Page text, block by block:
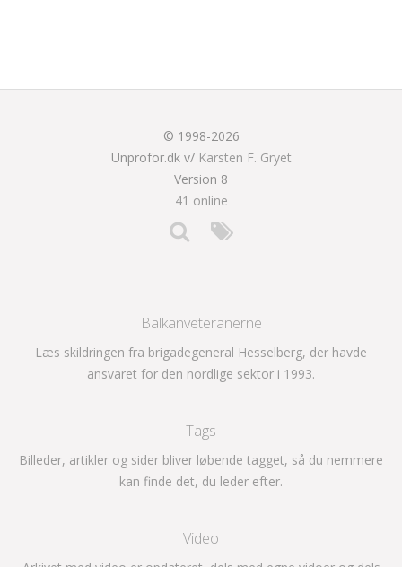
© 1998-2026
Unprofor.dk v/ Karsten F. Gryet
Version 8
41 online
Balkanveteranerne
Læs skildringen fra brigadegeneral Hesselberg, der havde
ansvaret for den nordlige sektor i 1993.
Tags
Billeder, artikler og sider bliver løbende tagget, så du nemmere
kan finde det, du leder efter.
Video